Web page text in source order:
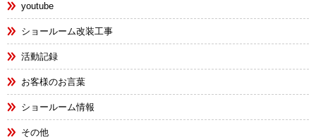
youtube
ショールーム改装工事
活動記録
お客様のお言葉
ショールーム情報
その他